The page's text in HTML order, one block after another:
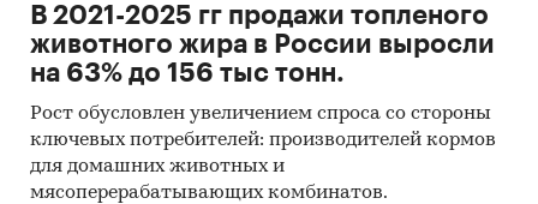
В 2021-2025 гг продажи топленого
животного жира в России выросли
на 63% до 156 тыс тонн.
Рост обусловлен увеличением спроса со стороны
ключевых потребителей: производителей кормов
для домашних животных и
мясоперерабатывающих комбинатов.